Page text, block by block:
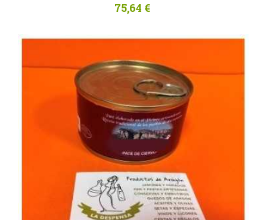
75,64 €